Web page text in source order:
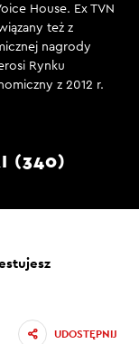
House. Ex TVN
też z
nagrody
Rynku
z 2012 r.
(340)
UDOSTĘPNIJ